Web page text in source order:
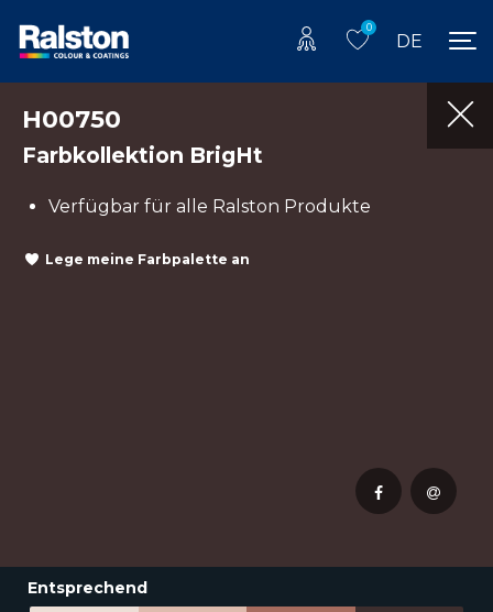
0
DE
H00750
Farbkollektion BrigHt
Verfügbar für alle Ralston Produkte
Lege meine Farbpalette an
Entsprechend